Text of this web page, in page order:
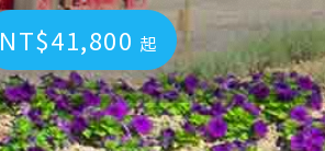
NT$41,800起